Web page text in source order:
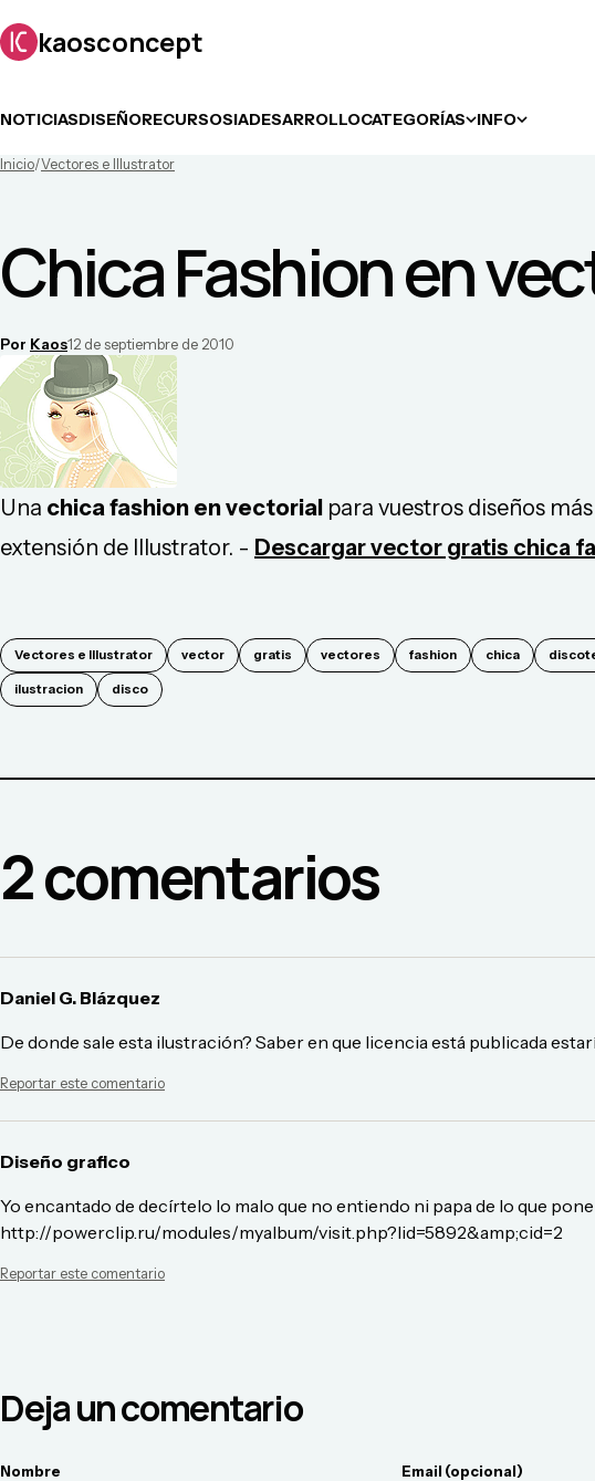
kaosconcept
NOTICIASDISEÑORECURSOSIADESARROLLOCATEGORÍAS INFO
Inicio/Vectores e Illustrator
Chica Fashion en
Por Kaos12 de septiembre de 2010
Una chica fashion en vectorial para vuestros diseños
extensión de Illustrator. - Descargar vector gratis chica
Vectores e Illustrator vector gratis vectores fashion chica
ilustracion disco
2comentarios
Daniel G. Blázquez
De donde sale esta ilustración? Saber en que licencia está publicada
Reportar este comentario
Diseño grafico
Yo encantado de decírtelo lo malo que no entiendo ni papa de lo que
http://powerclip.ru/modules/myalbum/visit.php?lid=5892&amp;cid=2
Reportar este comentario
Deja un comentario
Nombre Email (opcional)